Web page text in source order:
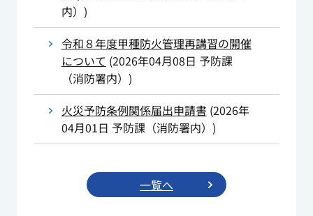
内） )
令和８年度甲種防火管理再講習の開催
について (2026年04月08日 予防課
（消防署内） )
火災予防条例関係届出申請書 (2026年
04月01日 予防課（消防署内） )
一覧へ